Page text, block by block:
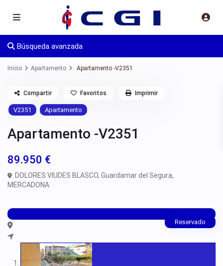
Búsqueda avanzada
Inicio Apartamento Apartamento -V2351
V2351 Apartamento
Apartamento -V2351
89.950 €
DOLORES VIUDES BLASCO,Guardamar del Segura,
MERCADONA
Compartir Favoritos Imprimir
Reservado